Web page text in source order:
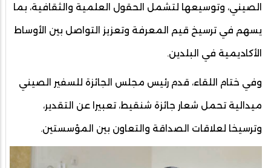
الصيني، وتوسيعها لتشمل الحقول العلمية والثقافية، بما
يسهم في ترسيخ قيم المعرفة وتعزيز التواصل بين الأوساط
الأكاديمية في البلدين.
وفي ختام اللقاء، قدم رئيس مجلس الجائزة للسفير الصيني
ميدالية تحمل شعار جائزة شنقيط، تعبيرا عن التقدير،
وترسيخا لعلاقات الصداقة والتعاون بين المؤسستين.